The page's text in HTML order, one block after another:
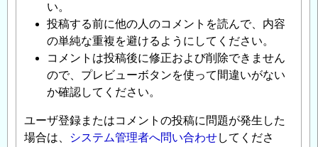
い。
投稿する前に他の人のコメントを読んで、内容
の単純な重複を避けるようにしてください。
コメントは投稿後に修正および削除できません
ので、プレビューボタンを使って間違いがない
か確認してください。
ユーザ登録またはコメントの投稿に問題が発生した
場合は、
システム管理者へ問い合わせしてくださ